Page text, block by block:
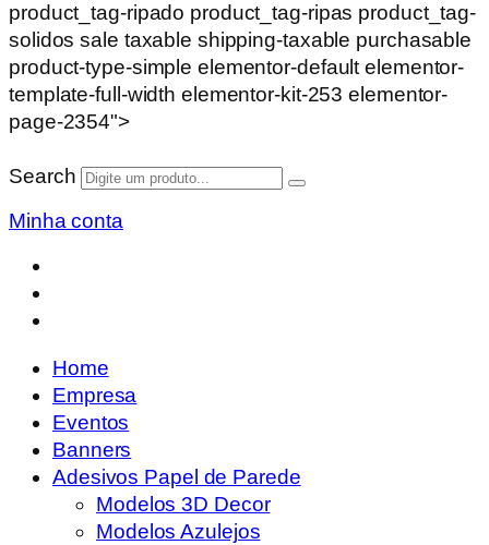
product_tag-ripado product_tag-ripas product_tag-
solidos sale taxable shipping-taxable purchasable
product-type-simple elementor-default elementor-
template-full-width elementor-kit-253 elementor-
page-2354">
Search
Minha conta
Home
Empresa
Eventos
Banners
Adesivos Papel de Parede
Modelos 3D Decor
Modelos Azulejos